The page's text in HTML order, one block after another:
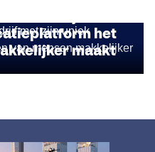
het
maakt